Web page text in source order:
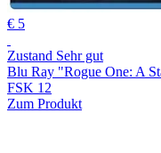
€ 5
Zustand Sehr gut
Blu Ray "Rogue One: A
FSK 12
Zum Produkt